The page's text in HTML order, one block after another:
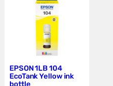
EPSON 1LB 104
EcoTank Yellow ink